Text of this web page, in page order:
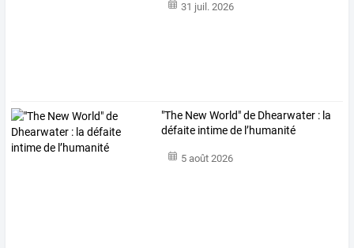
31 juil. 2026
"The New World" de Dhearwater : la
défaite intime de l’humanité
5 août 2026